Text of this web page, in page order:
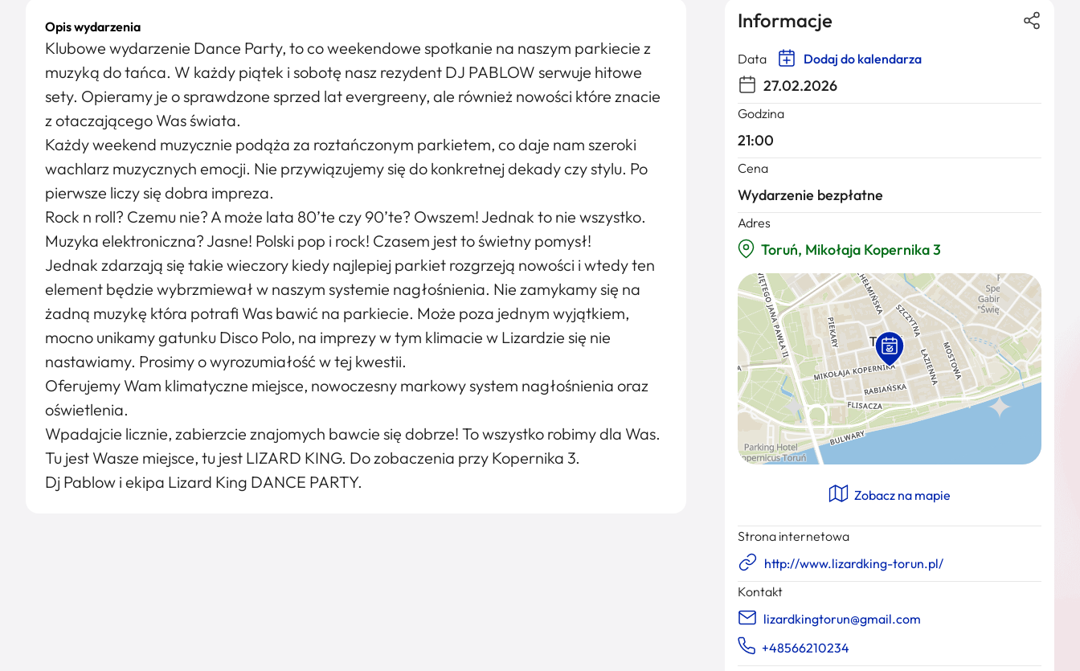
Opis wydarzenia
Klubowe wydarzenie Dance Party, to co weekendowe spotkanie na naszym parkiecie z
muzyką do tańca. W każdy piątek i sobotę nasz rezydent DJ PABLOW serwuje hitowe
sety. Opieramy je o sprawdzone sprzed lat evergreeny, ale również nowości które znacie
z otaczającego Was świata.
Każdy weekend muzycznie podąża za roztańczonym parkietem, co daje nam szeroki
wachlarz muzycznych emocji. Nie przywiązujemy się do konkretnej dekady czy stylu. Po
pierwsze liczy się dobra impreza.
Rock n roll? Czemu nie? A może lata 80’te czy 90’te? Owszem! Jednak to nie wszystko.
Muzyka elektroniczna? Jasne! Polski pop i rock! Czasem jest to świetny pomysł!
Jednak zdarzają się takie wieczory kiedy najlepiej parkiet rozgrzeją nowości i wtedy ten
element będzie wybrzmiewał w naszym systemie nagłośnienia. Nie zamykamy się na
żadną muzykę która potrafi Was bawić na parkiecie. Może poza jednym wyjątkiem,
mocno unikamy gatunku Disco Polo, na imprezy w tym klimacie w Lizardzie się nie
nastawiamy. Prosimy o wyrozumiałość w tej kwestii.
Oferujemy Wam klimatyczne miejsce, nowoczesny markowy system nagłośnienia oraz
oświetlenia.
Wpadajcie licznie, zabierzcie znajomych bawcie się dobrze! To wszystko robimy dla Was.
Tu jest Wasze miejsce, tu jest LIZARD KING. Do zobaczenia przy Kopernika 3.
Dj Pablow i ekipa Lizard King DANCE PARTY.
Informacje
Data Dodaj do kalendarza
27.02.2026
Godzina
21:00
Cena
Wydarzenie bezpłatne
Adres
Toruń, Mikołaja Kopernika 3
Zobacz na mapie
Strona internetowa
http://www.lizardking-torun.pl/
Kontakt
lizardkingtorun@gmail.com
+48566210234